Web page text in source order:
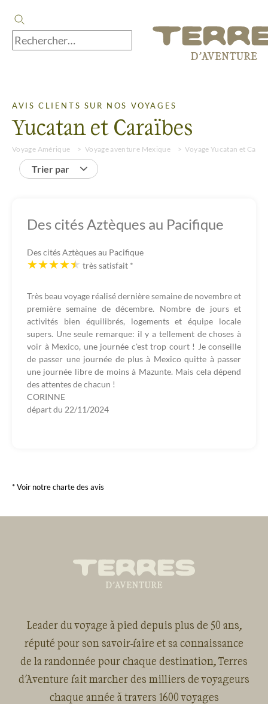
AVIS CLIENTS SUR NOS VOYAGES
Yucatan et Caraïbes
Voyage Amérique Voyage aventure Mexique Voyage Yucatan et
Trier par
Des cités Aztèques au Pacifique
Des cités Aztèques au Pacifique
très satisfait *
Très beau voyage réalisé dernière semaine de novembre et
première semaine de décembre. Nombre de jours et
activités bien équilibrés, logements et équipe locale
supers. Une seule remarque: il y a tellement de choses à
voir à Mexico, une journée c'est trop court ! Je conseille
de passer une journée de plus à Mexico quitte à passer
une journée libre de moins à Mazunte. Mais cela dépend
des attentes de chacun !
CORINNE
départ du 22/11/2024
* Voir notre charte des avis
Leader du voyage à pied depuis plus de 50 ans,
réputé pour son savoir-faire et sa connaissance
de la randonnée pour chaque destination, Terres
d'Aventure fait marcher des milliers de voyageurs
chaque année à travers 1600 voyages